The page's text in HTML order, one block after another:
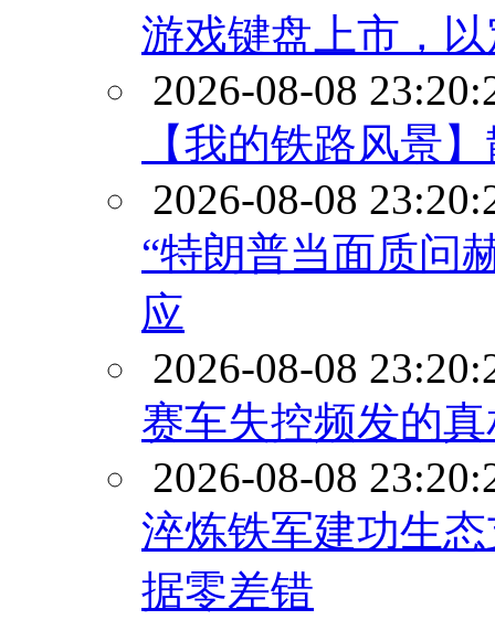
游戏键盘上市，
2026-08-08
【我的铁路风景
2026-08-08
“特朗普当面质问
应
2026-08-08
赛车失控频发的
2026-08-08
淬炼铁军建功生
据零差错